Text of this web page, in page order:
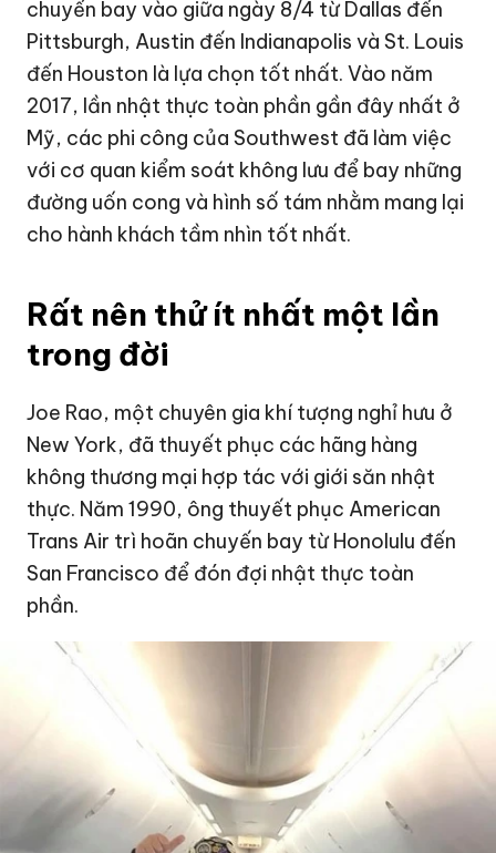
chuyến bay vào giữa ngày 8/4 từ Dallas đến
Pittsburgh, Austin đến Indianapolis và St. Louis
đến Houston là lựa chọn tốt nhất. Vào năm
2017, lần nhật thực toàn phần gần đây nhất ở
Mỹ, các phi công của Southwest đã làm việc
với cơ quan kiểm soát không lưu để bay những
đường uốn cong và hình số tám nhằm mang lại
cho hành khách tầm nhìn tốt nhất.
Rất nên thử ít nhất một lần
trong đời
Joe Rao, một chuyên gia khí tượng nghỉ hưu ở
New York, đã thuyết phục các hãng hàng
không thương mại hợp tác với giới săn nhật
thực. Năm 1990, ông thuyết phục American
Trans Air trì hoãn chuyến bay từ Honolulu đến
San Francisco để đón đợi nhật thực toàn
phần.